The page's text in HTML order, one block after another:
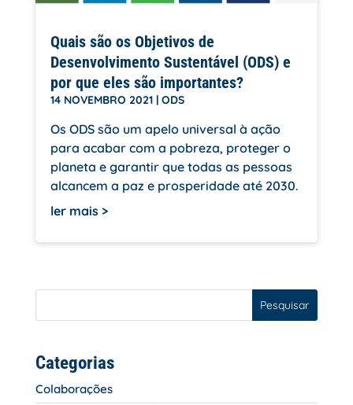
Quais são os Objetivos de
Desenvolvimento Sustentável (ODS) e
por que eles são importantes?
14 NOVEMBRO 2021| ODS
Os ODS são um apelo universal à ação
para acabar com a pobreza, proteger o
planeta e garantir que todas as pessoas
alcancem a paz e prosperidade até 2030.
ler mais
Pesquisar
Categorias
Colaborações